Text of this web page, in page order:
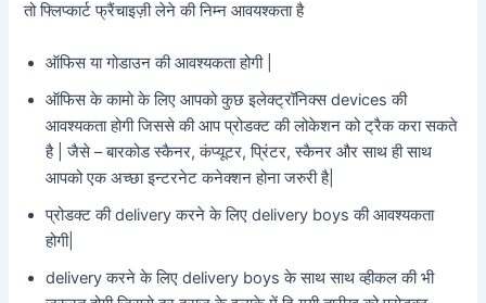
तो फ्लिप्कार्ट फ्रैंचाइज़ी लेने की निम्न आवयश्कता है
ऑफिस या गोडाउन की आवश्यकता होगी |
ऑफिस के कामो के लिए आपको कुछ इलेक्ट्रॉनिक्स devices की
आवश्यकता होगी जिससे की आप प्रोडक्ट की लोकेशन को ट्रैक करा सकते
है | जैसे – बारकोड स्कैनर, कंप्यूटर, प्रिंटर, स्कैनर और साथ ही साथ
आपको एक अच्छा इन्टरनेट कनेक्शन होना जरुरी है|
प्रोडक्ट की delivery करने के लिए delivery boys की आवश्यकता
होगी|
delivery करने के लिए delivery boys के साथ साथ व्हीकल की भी